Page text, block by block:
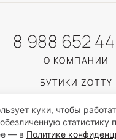
8 988 652
О КОМПАНИИ
БУТИКИ ZOTTY
КАТАЛОГ
ЮВЕЛИРНЫЙ
куки, чтобы
статистику
— в Политике